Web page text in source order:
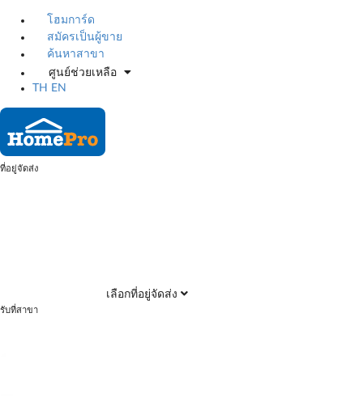
โฮมการ์ด
สมัครเป็นผู้ขาย
ค้นหาสาขา
ศูนย์ช่วยเหลือ
TH
EN
ที่อยู่จัดส่ง
เลือกที่อยู่จัดส่ง
รับที่สาขา